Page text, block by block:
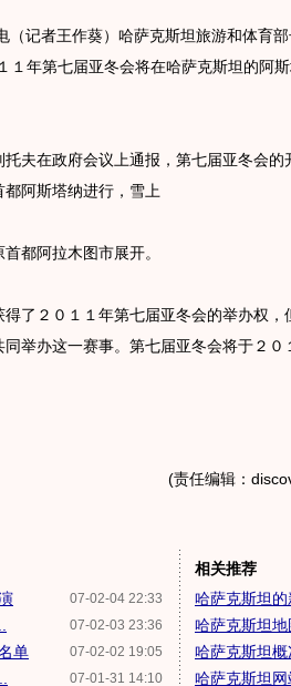
记者王作葵）哈萨克斯坦旅游和体育部
１年第七届亚冬会将在哈萨克斯坦的阿
在政府会议上通报，第七届亚冬会的
阿斯塔纳进行，雪上
都阿拉木图市展开。
２０１１年第七届亚冬会的举办权，
举办这一赛事。第七届亚冬会将于２０
(责任编辑：
07-02-04 22:33
07-02-03 23:36
07-02-02 19:05
单
07-01-31 14:10
相关推荐
哈萨克斯坦的
哈萨克斯坦地
哈萨克斯坦概
哈萨克斯坦网